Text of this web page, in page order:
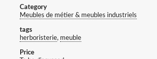
Category
Meubles de métier & meubles industriels
tags
herboristerie, meuble
Price